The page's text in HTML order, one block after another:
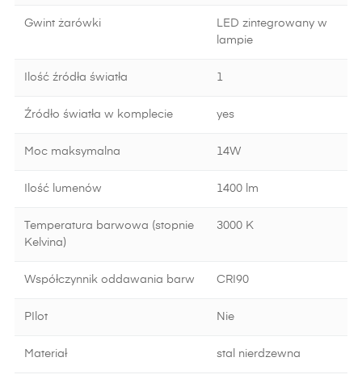
Gwint żarówki
LED zintegrowany w
lampie
Ilość źródła światła 1
Źródło światła w komplecie yes
Moc maksymalna 14W
Ilość lumenów 1400 lm
Temperatura barwowa (stopnie
Kelvina)
3000 K
Współczynnik oddawania barw CRI90
PIlot Nie
Materiał stal nierdzewna